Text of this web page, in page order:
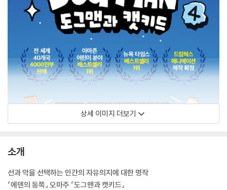
상세 이미지 더보기
소개
선과 악을 선택하는 인간의 자유의지에 대한 명작
『에덴의 동쪽』 오마주 『도그맨과 캣키드』